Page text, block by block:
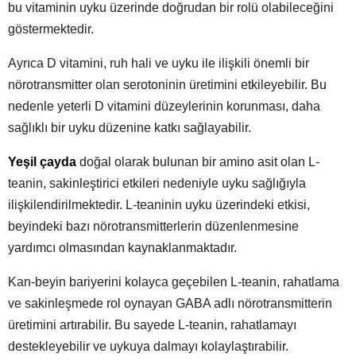
bu vitaminin uyku üzerinde doğrudan bir rolü olabileceğini
göstermektedir.
Ayrıca D vitamini, ruh hali ve uyku ile ilişkili önemli bir
nörotransmitter olan serotoninin üretimini etkileyebilir. Bu
nedenle yeterli D vitamini düzeylerinin korunması, daha
sağlıklı bir uyku düzenine katkı sağlayabilir.
Yeşil çayda doğal olarak bulunan bir amino asit olan L-
teanin, sakinleştirici etkileri nedeniyle uyku sağlığıyla
ilişkilendirilmektedir. L-teaninin uyku üzerindeki etkisi,
beyindeki bazı nörotransmitterlerin düzenlenmesine
yardımcı olmasından kaynaklanmaktadır.
Kan-beyin bariyerini kolayca geçebilen L-teanin, rahatlama
ve sakinleşmede rol oynayan GABA adlı nörotransmitterin
üretimini artırabilir. Bu sayede L-teanin, rahatlamayı
destekleyebilir ve uykuya dalmayı kolaylaştırabilir.